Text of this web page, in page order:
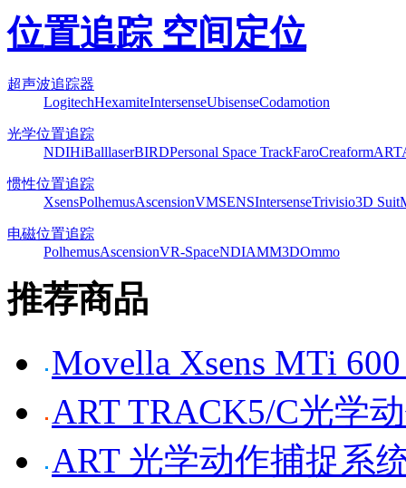
位置追踪 空间定位
超声波追踪器
LogitechHexamiteIntersenseUbisenseCodamotion
光学位置追踪
NDIHiBalllaserBIRDPersonal Space TrackFaroCreaformART
惯性位置追踪
XsensPolhemusAscensionVMSENSIntersenseTrivisio3D Suit
电磁位置追踪
PolhemusAscensionVR-SpaceNDIAMM3DOmmo
推荐商品
Movella Xsens MTi
ART TRACK5/C光学
ART 光学动作捕捉系